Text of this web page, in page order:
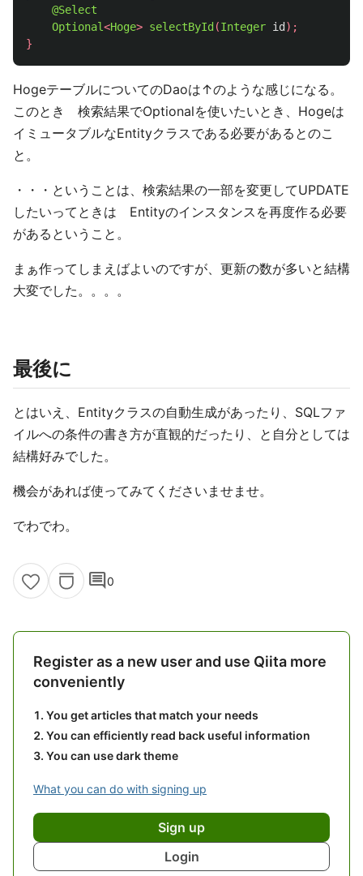
@Select
Optional<Hoge> selectById (Integer id );
}
HogeテーブルについてのDaoは↑のような感じになる。
このとき 検索結果でOptionalを使いたいとき、Hogeは
イミュータブルなEntityクラスである必要があるとのこ
と。
・・・ということは、検索結果の一部を変更してUPDATE
したいってときは Entityのインスタンスを再度作る必要
があるということ。
まぁ作ってしまえばよいのですが、更新の数が多いと結構
大変でした。。。。
最後に
とはいえ、Entityクラスの自動生成があったり、SQLファ
イルへの条件の書き方が直観的だったり、と自分としては
結構好みでした。
機会があれば使ってみてくださいませませ。
でわでわ。
comment0
Register as a new user and use Qiita more
conveniently
You get articles that match your needs
You can efficiently read back useful information
You can use dark theme
What you can do with signing up
Sign up
Login